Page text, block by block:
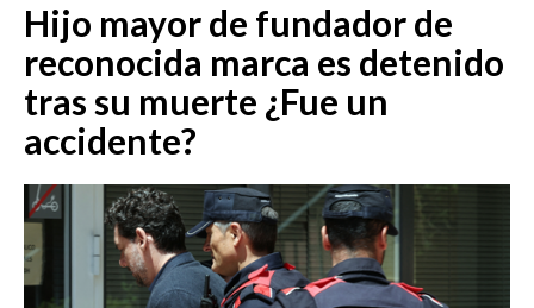
EMISIÓN 7:00 PM
Hijo mayor de fundador de
reconocida marca es detenido
tras su muerte ¿Fue un
accidente?